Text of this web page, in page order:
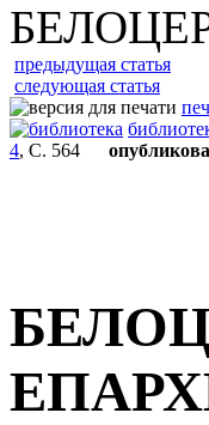
предыдущая статья
следующая статья
4, С. 564